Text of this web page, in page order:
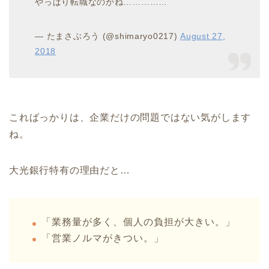
— たまさぶろう (@shimaryo0217)August 27,
2018
こればっかりは、企業だけの問題ではない気がします
ね。
大光銀行特有の理由だと…
「業務量が多く、個人の負担が大きい。」
「営業ノルマがきつい。」